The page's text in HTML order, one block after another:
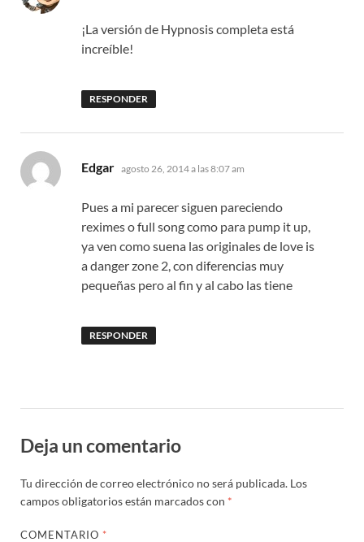
¡La versión de Hypnosis completa está
increíble!
RESPONDER
Edgar dice:
agosto 26, 2014 a las 8:07 am
Pues a mi parecer siguen pareciendo
reximes o full song como para pump it up,
ya ven como suena las originales de love is
a danger zone 2, con diferencias muy
pequeñas pero al fin y al cabo las tiene
RESPONDER
Deja un comentario
Tu dirección de correo electrónico no será publicada. Los
campos obligatorios están marcados con *
COMENTARIO *